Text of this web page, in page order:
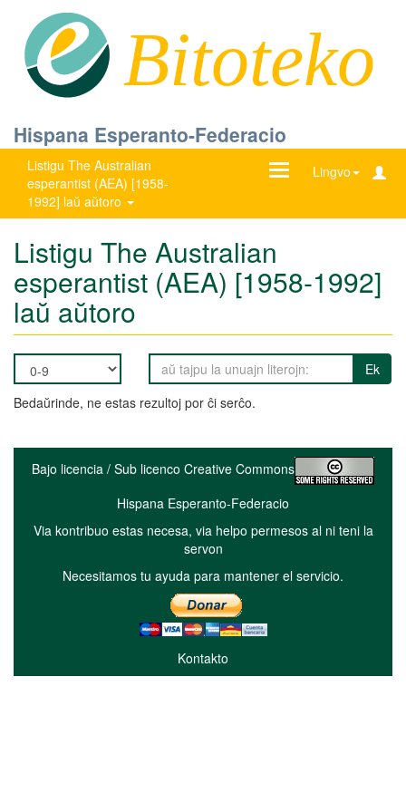
Bitoteko
Hispana Esperanto-Federacio
Listigu The Australian
esperantist (AEA) [1958-
1992] laŭ aŭtoro
Lingvo
Ŝanĝu
Listigu The Australian
esperantist (AEA) [1958-1992]
laŭ aŭtoro
Ek
Bedaŭrinde, ne estas rezultoj por ĉi serĉo.
Bajo licencia / Sub licenco Creative Commons
Hispana Esperanto-Federacio
Via kontribuo estas necesa, via helpo permesos al ni teni la
servon
Necesitamos tu ayuda para mantener el servicio.
Kontakto